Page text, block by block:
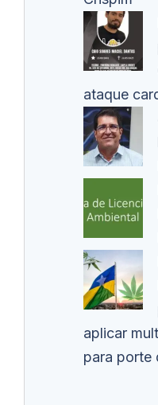
ataque
aplicar
para porte